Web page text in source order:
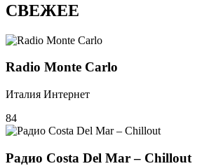
СВЕЖЕЕ
Radio Monte Carlo
Италия Интернет
84
Радио Costa Del Mar – Chillout